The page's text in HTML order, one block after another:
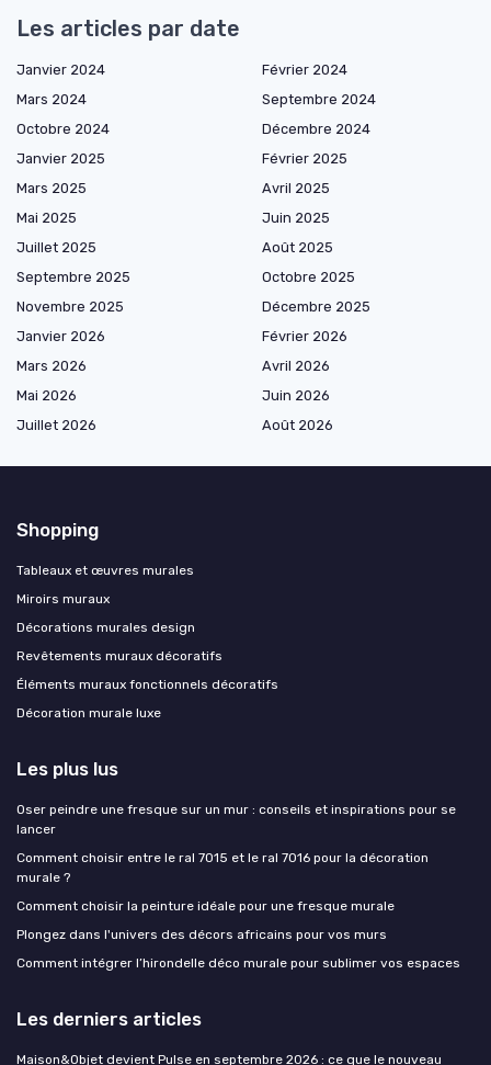
Les articles par date
Janvier 2024
Février 2024
Mars 2024
Septembre 2024
Octobre 2024
Décembre 2024
Janvier 2025
Février 2025
Mars 2025
Avril 2025
Mai 2025
Juin 2025
Juillet 2025
Août 2025
Septembre 2025
Octobre 2025
Novembre 2025
Décembre 2025
Janvier 2026
Février 2026
Mars 2026
Avril 2026
Mai 2026
Juin 2026
Juillet 2026
Août 2026
Shopping
Tableaux et œuvres murales
Miroirs muraux
Décorations murales design
Revêtements muraux décoratifs
Éléments muraux fonctionnels décoratifs
Décoration murale luxe
Les plus lus
Oser peindre une fresque sur un mur : conseils et inspirations pour se
lancer
Comment choisir entre le ral 7015 et le ral 7016 pour la décoration
murale ?
Comment choisir la peinture idéale pour une fresque murale
Plongez dans l'univers des décors africains pour vos murs
Comment intégrer l’hirondelle déco murale pour sublimer vos espaces
Les derniers articles
Maison&Objet devient Pulse en septembre 2026 : ce que le nouveau